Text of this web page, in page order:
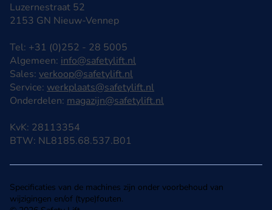
Specificaties van de machines zijn onder voorbehoud van
wijzigingen en/of (type)fouten.
Luzernestraat 52
2153 GN Nieuw-Vennep
Tel: +31 (0)252 - 28 5005
Algemeen: info@safetylift.nl
Sales: verkoop@safetylift.nl
Service: werkplaats@safetylift.nl
Onderdelen: magazijn@safetylift.nl
KvK: 28113354
BTW: NL8185.68.537.B01